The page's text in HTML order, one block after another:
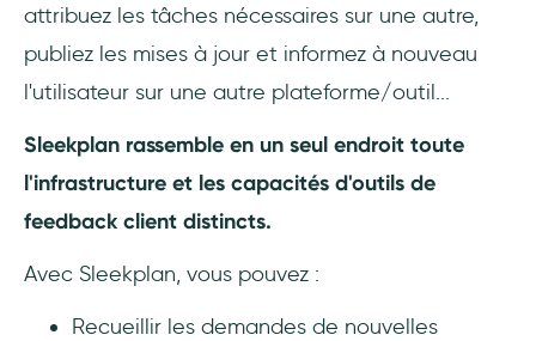
attribuez les tâches nécessaires sur une autre,
publiez les mises à jour et informez à nouveau
l'utilisateur sur une autre plateforme/outil...
Sleekplan rassemble en un seul endroit toute
l'infrastructure et les capacités d'outils de
feedback client distincts.
Avec Sleekplan, vous pouvez :
Recueillir les demandes de nouvelles